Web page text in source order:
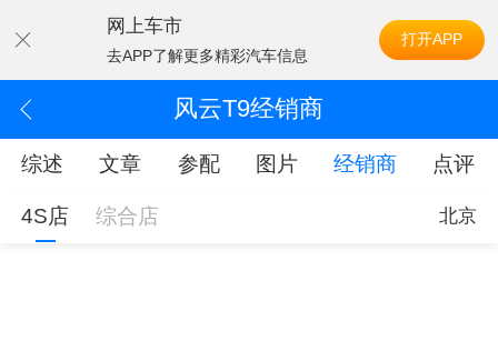
网上车市
去APP了解更多精彩汽车信息
打开APP
风云T9经销商
综述 文章 参配 图片 经销商 点评
4S店 综合店 北京